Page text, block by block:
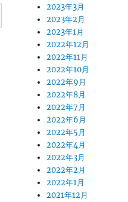
2023年3月
2023年2月
2023年1月
2022年12月
2022年11月
2022年10月
2022年9月
2022年8月
2022年7月
2022年6月
2022年5月
2022年4月
2022年3月
2022年2月
2022年1月
2021年12月